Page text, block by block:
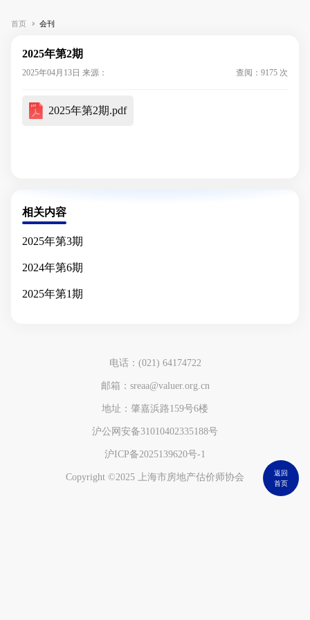
首页 会刊
2025年第2期
2025年04月13日 来源： 查阅：9175 次
2025年第2期.pdf
相关内容
2025年第3期
2024年第6期
2025年第1期
电话：(021) 64174722
邮箱：sreaa@valuer.org.cn
地址：肇嘉浜路159号6楼
沪公网安备31010402335188号
沪ICP备2025139620号-1
Copyright ©2025 上海市房地产估价师协会
返回
首页